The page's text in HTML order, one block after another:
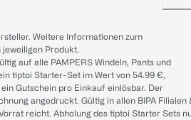
Weitere Informationen zum
Produkt.
auf alle PAMPERS Windeln, Pants und
tiptoi Starter-Set im Wert von 54.99 €,
Gutschein pro Einkauf einlösbar. Der
angedruckt. Gültig in allen BIPA Filialen
reicht. Abholung des tiptoi Starter Sets